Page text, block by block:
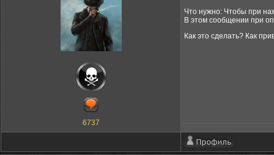
6737
Что нужно: Чтобы при
В этом сообщении при
Как это сделать? Как